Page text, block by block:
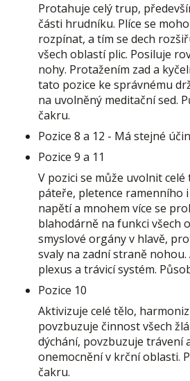
Protahuje celý trup,
části hrudníku. Plíce se
rozpínat, a tím se dech
všech oblastí plic. Posiluje
nohy. Protažením zad a
tato pozice ke správnému
na uvolněný meditační sed.
čakru.
Pozice 8 a 12 - Má stejné
Pozice 9 a 11
V pozici se může uvolnit
páteře, pletence ramenního
napětí a mnohem více se
blahodárně na funkci všech
smyslové orgány v hlavě,
svaly na zadní straně
plexus a trávicí systém.
Pozice 10
Aktivizuje celé tělo,
povzbuzuje činnost všech
dýchání, povzbuzuje trávení
onemocnění v krční oblasti.
čakru.